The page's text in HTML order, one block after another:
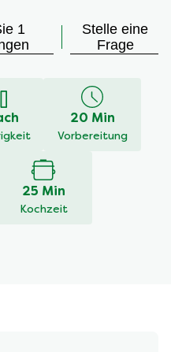
1
Stelle eine
Frage
20 Min
Vorbereitung
25 Min
Kochzeit